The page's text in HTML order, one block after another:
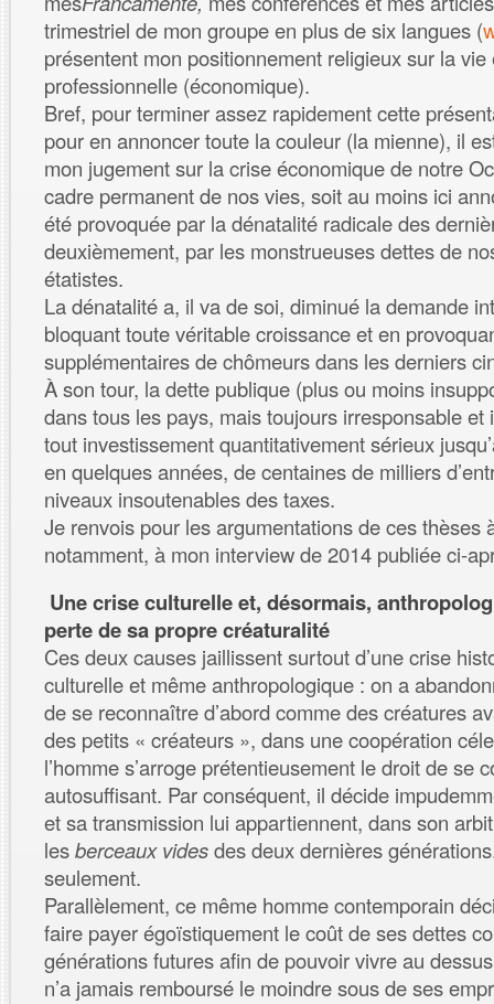
trimestriel de mon groupe en plus de six langues (
présentent mon positionnement religieux sur la
professionnelle (économique).
Bref, pour terminer assez rapidement cette
pour en annoncer toute la couleur (la mienne), il
mon jugement sur la crise économique de notre
cadre permanent de nos vies, soit au moins ici
été provoquée par la dénatalité radicale des
deuxièmement, par les monstrueuses dettes de
étatistes.
La dénatalité a, il va de soi, diminué la demande
bloquant toute véritable croissance et en
supplémentaires de chômeurs dans les derniers
À son tour, la dette publique (plus ou moins
dans tous les pays, mais toujours irresponsable et
tout investissement quantitativement sérieux
en quelques années, de centaines de milliers
niveaux insoutenables des taxes.
Je renvois pour les argumentations de ces thèses
notamment, à mon interview de 2014 publiée ci-
Une crise culturelle et, désormais,
perte de sa propre créaturalité
Ces deux causes jaillissent surtout d’une crise
culturelle et même anthropologique : on a
de se reconnaître d’abord comme des créatures
des petits « créateurs », dans une coopération
l’homme s’arroge prétentieusement le droit de se
autosuffisant. Par conséquent, il décide
et sa transmission lui appartiennent, dans son
lesberceaux videsdes deux dernières
seulement.
Parallèlement, ce même homme contemporain
faire payer égoïstiquement le coût de ses dettes
générations futures afin de pouvoir vivre au
n’a jamais remboursé le moindre sous de ses